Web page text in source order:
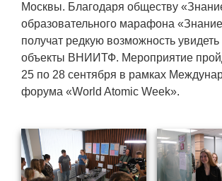
Программы по оздоровлению
Обеспечение жильем
Социальная поддержка
Спорт и отдых
Высокая социальная
ВНИИТФ
Москвы. Благодаря обществу
образовательного марафона
получат редкую возможность
объекты ВНИИТФ. Мероприятие
25 по 28 сентября в рамках
форума «World Atomic Week».